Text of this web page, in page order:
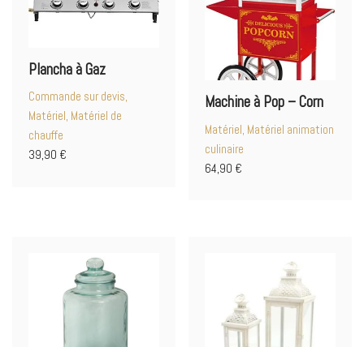
Plancha à Gaz
Commande sur devis,
Matériel, Matériel de
chauffe
39,90 €
Machine à Pop – Corn
Matériel, Matériel animation
culinaire
64,90 €